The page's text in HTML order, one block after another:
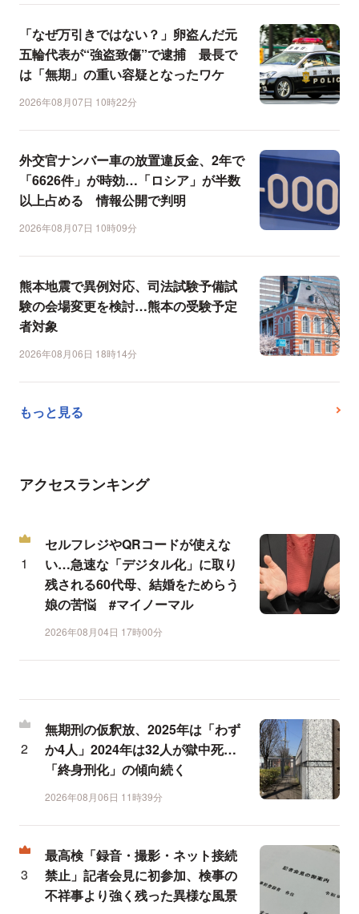
「なぜ万引きではない？」卵盗んだ元
五輪代表が“強盗致傷”で逮捕 最長で
は「無期」の重い容疑となったワケ
2026年08月07日 10時22分
外交官ナンバー車の放置違反金、2年で
「6626件」が時効…「ロシア」が半数
以上占める 情報公開で判明
2026年08月07日 10時09分
熊本地震で異例対応、司法試験予備試
験の会場変更を検討…熊本の受験予定
者対象
2026年08月06日 18時14分
もっと見る
アクセスランキング
セルフレジやQRコードが使えな
い…急速な「デジタル化」に取り
残される60代母、結婚をためらう
娘の苦悩 #マイノーマル
2026年08月04日 17時00分
無期刑の仮釈放、2025年は「わず
か4人」2024年は32人が獄中死…
「終身刑化」の傾向続く
2026年08月06日 11時39分
最高検「録音・撮影・ネット接続
禁止」記者会見に初参加、検事の
不祥事より強く残った異様な風景